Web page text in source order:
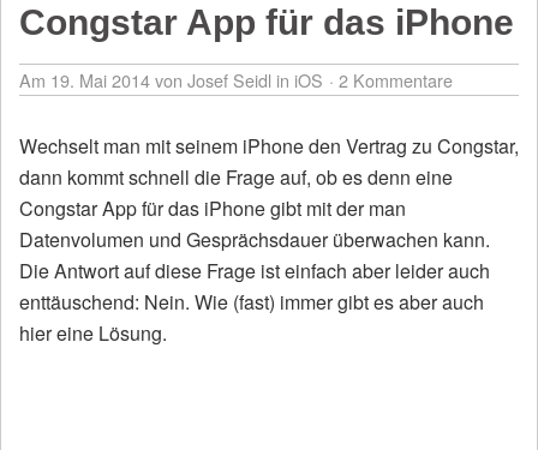
Congstar App für das iPhone
Am 19. Mai 2014von Josef Seidl in iOS 2 Kommentare
Wechselt man mit seinem iPhone den Vertrag zu Congstar,
dann kommt schnell die Frage auf, ob es denn eine
Congstar App für das iPhone gibt mit der man
Datenvolumen und Gesprächsdauer überwachen kann.
Die Antwort auf diese Frage ist einfach aber leider auch
enttäuschend: Nein. Wie (fast) immer gibt es aber auch
hier eine Lösung.